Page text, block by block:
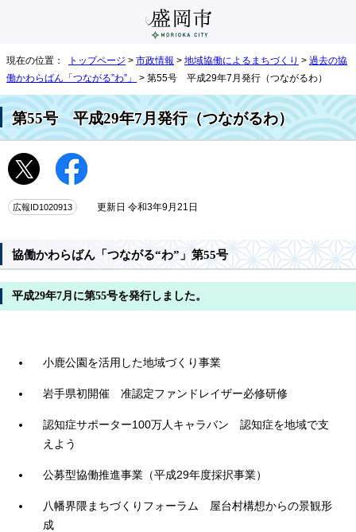
現在の位置： トップページ > 市政情報 > 地域協働によるまちづくり > 過去の協
働かわらばん「つながる”わ”」
> 第55号 平成29年7月発行（つながるわ）
第55号 平成29年7月発行（つながるわ）
広報ID1020913 更新日 令和3年9月21日
協働かわらばん「つながる“わ”」第55号
平成29年7月に第55号を発行しました。
小鹿公園を活用した地域づくり事業
岩手県初開催 准認定ファンドレイザー必修研修
認知症サポーター100万人キャラバン 認知症を地域で支
えよう
公募型協働推進事業（平成29年度採択事業）
八幡界隈まちづくりフォーラム 屋台村構想からの景観形
成